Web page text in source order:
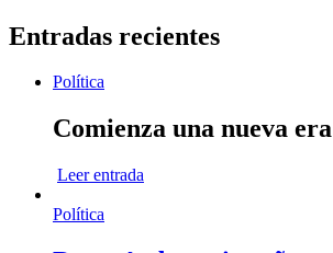
Entradas recientes
Política
Comienza una nueva era
Leer entrada
Política